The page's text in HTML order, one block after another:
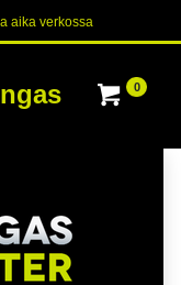
aika verk​​​​ossa
0